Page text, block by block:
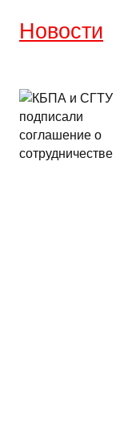
Новости